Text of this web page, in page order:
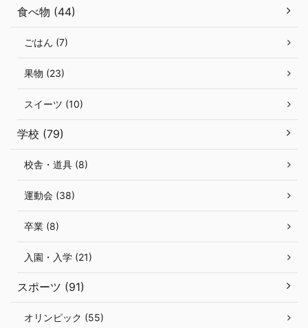
食べ物 (44)
ごはん (7)
果物 (23)
スイーツ (10)
学校 (79)
校舎・道具 (8)
運動会 (38)
卒業 (8)
入園・入学 (21)
スポーツ (91)
オリンピック (55)